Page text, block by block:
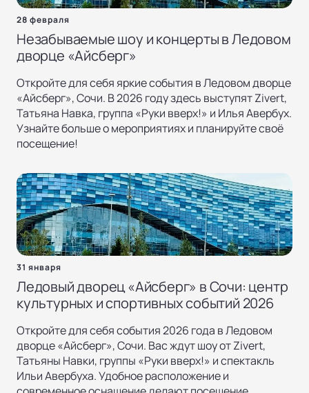
28 февраля
Незабываемые шоу и концерты в Ледовом
дворце «Айсберг»
Откройте для себя яркие события в Ледовом дворце
«Айсберг», Сочи. В 2026 году здесь выступят Zivert,
Татьяна Навка, группа «Руки вверх!» и Илья Авербух.
Узнайте больше о мероприятиях и планируйте своё
посещение!
31 января
Ледовый дворец «Айсберг» в Сочи: центр
культурных и спортивных событий 2026
Откройте для себя события 2026 года в Ледовом
дворце «Айсберг», Сочи. Вас ждут шоу от Zivert,
Татьяны Навки, группы «Руки вверх!» и спектакль
Ильи Авербуха. Удобное расположение и